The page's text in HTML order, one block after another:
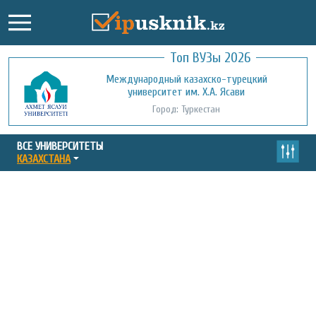
Топ ВУЗы 2026
Международный казахско-турецкий
университет им. Х.А. Ясави
Город: Туркестан
Кызылординский открытый
университет
Город: Кызылорда
ВСЕ УНИВЕРСИТЕТЫ
КАЗАХСТАНА